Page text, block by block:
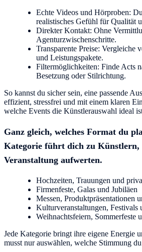
Echte Videos und Hörproben:
realistisches Gefühl für Qualität
Direkter Kontakt: Ohne
Agenturzwischenschritte.
Transparente Preise: Vergleiche
und Leistungspakete.
Filtermöglichkeiten: Finde Acts
Besetzung oder Stilrichtung.
So kannst du sicher sein, eine passende
effizient, stressfrei und mit einem klaren
welche Events die Künstlerauswahl ideal
Ganz gleich, welches Format du
Kategorie führt dich zu Künstlern,
Veranstaltung aufwerten.
Hochzeiten, Trauungen und
Firmenfeste, Galas und Jubiläen
Messen, Produktpräsentationen
Kulturveranstaltungen, Festivals
Weihnachtsfeiern, Sommerfeste
Jede Kategorie bringt ihre eigene Energie
musst nur auswählen, welche Stimmung